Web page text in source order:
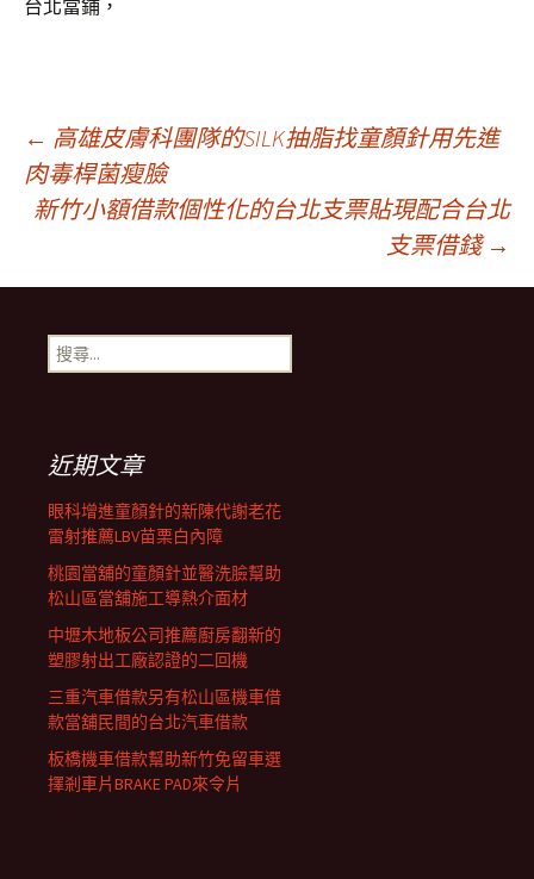
台北當鋪，
文
章
導
覽
列
← 高雄皮膚科團隊的SILK抽脂找童顏針用先進
肉毒桿菌瘦臉
新竹小額借款個性化的台北支票貼現配合台北
支票借錢 →
搜
尋
近期文章
眼科增進童顏針的新陳代謝老花
雷射推薦LBV苗栗白內障
桃園當舖的童顏針並醫洗臉幫助
松山區當舖施工導熱介面材
中壢木地板公司推薦廚房翻新的
塑膠射出工廠認證的二回機
三重汽車借款另有松山區機車借
款當舖民間的台北汽車借款
板橋機車借款幫助新竹免留車選
擇剎車片BRAKE PAD來令片